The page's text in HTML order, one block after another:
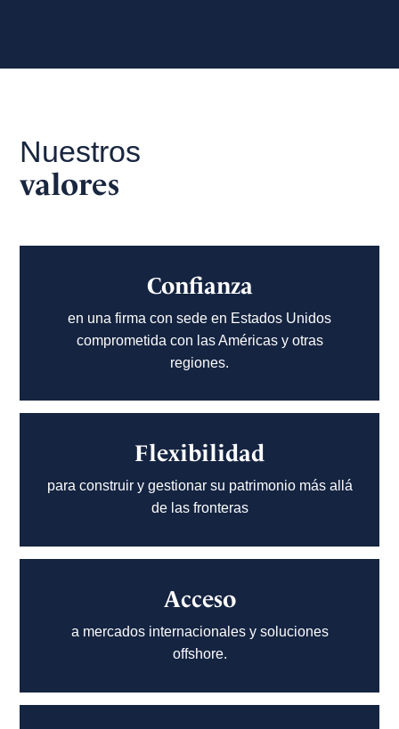
Nuestros
valores
Confianza
en una firma con sede en Estados Unidos
comprometida con las Américas y otras
regiones.
Flexibilidad
para construir y gestionar su patrimonio más allá
de las fronteras
Acceso
a mercados internacionales y soluciones
offshore.